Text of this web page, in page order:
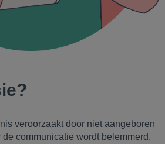
veroorzaakt door niet aangeboren
communicatie wordt belemmerd.